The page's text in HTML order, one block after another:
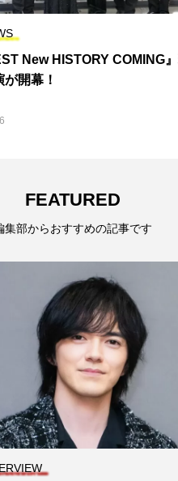
New HISTORY COMING
開幕！
FEATURED
集部からおすすめの記事です